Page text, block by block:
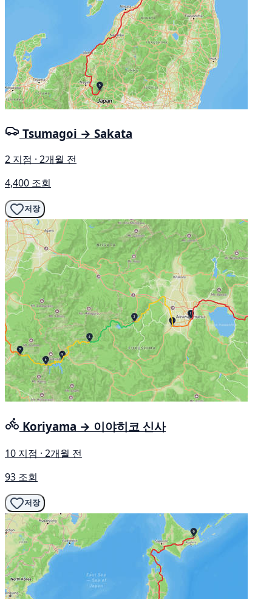
Tsumagoi → Sakata
2 지점 · 2개월 전
4,400 조회
저장
Koriyama → 이야히코 신사
10 지점 · 2개월 전
93 조회
저장